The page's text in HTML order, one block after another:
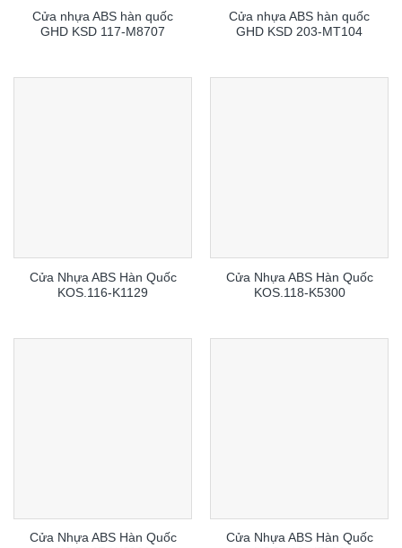
Cửa nhựa ABS hàn quốc
GHD KSD 117-M8707
Cửa nhựa ABS hàn quốc
GHD KSD 203-MT104
Cửa Nhựa ABS Hàn Quốc
KOS.116-K1129
Cửa Nhựa ABS Hàn Quốc
KOS.118-K5300
Cửa Nhựa ABS Hàn Quốc
Cửa Nhựa ABS Hàn Quốc